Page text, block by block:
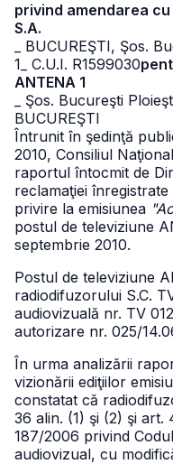
privind amendarea cu
S.A.
_ BUCUREŞTI, Şos.
1 _ C.U.I. R1599030
ANTENA 1
_ Şos. Bucureşti
BUCUREŞTI
Întrunit în şedinţă
2010, Consiliul
raportul întocmit de
reclamaţiei
privire la emisiunea
postul de televiziune
septembrie 2010.
Postul de televiziune
radiodifuzorului S.C.
audiovizuală nr. TV
autorizare nr. 025/
În urma analizării
vizionării ediţiilor
constatat că
36 alin. (1) şi (2) şi art.
187/2006 privind
audiovizual, cu